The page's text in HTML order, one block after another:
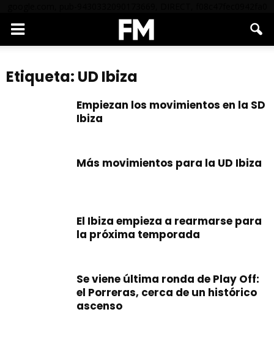
Etiqueta: UD Ibiza
Empiezan los movimientos en la SD
Ibiza
Más movimientos para la UD Ibiza
El Ibiza empieza a rearmarse para
la próxima temporada
Se viene última ronda de Play Off:
el Porreras, cerca de un histórico
ascenso